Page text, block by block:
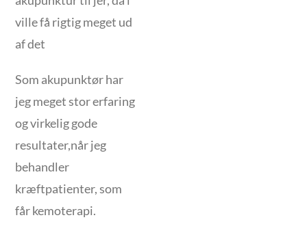
ville få rigtig meget ud
af det
Som akupunktør har
jeg meget stor erfaring
og virkelig gode
resultater,når jeg
behandler
kræftpatienter, som
får kemoterapi.